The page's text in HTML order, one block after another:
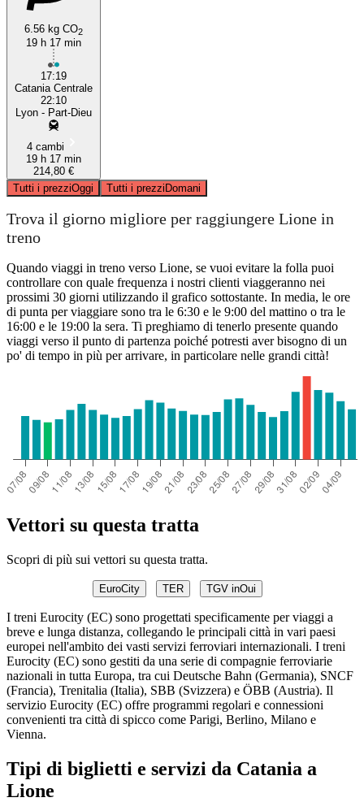
6.56 kg CO2
19 h 17 min
17:19
Catania Centrale
22:10
Lyon - Part-Dieu
4 cambi
19 h 17 min
214,80 €
Tutti i prezziOggi Tutti i prezziDomani
Trova il giorno migliore per raggiungere Lione in
treno
Quando viaggi in treno verso Lione, se vuoi evitare la folla puoi
controllare con quale frequenza i nostri clienti viaggeranno nei
prossimi 30 giorni utilizzando il grafico sottostante. In media, le ore
di punta per viaggiare sono tra le 6:30 e le 9:00 del mattino o tra le
16:00 e le 19:00 la sera. Ti preghiamo di tenerlo presente quando
viaggi verso il punto di partenza poiché potresti aver bisogno di un
po' di tempo in più per arrivare, in particolare nelle grandi città!
Vettori su questa tratta
Scopri di più sui vettori su questa tratta.
EuroCity TER TGV inOui
I treni Eurocity (EC) sono progettati specificamente per viaggi a
breve e lunga distanza, collegando le principali città in vari paesi
europei nell'ambito dei vasti servizi ferroviari internazionali. I treni
Eurocity (EC) sono gestiti da una serie di compagnie ferroviarie
nazionali in tutta Europa, tra cui Deutsche Bahn (Germania), SNCF
(Francia), Trenitalia (Italia), SBB (Svizzera) e ÖBB (Austria). Il
servizio Eurocity (EC) offre programmi regolari e connessioni
convenienti tra città di spicco come Parigi, Berlino, Milano e
Vienna.
Tipi di biglietti e servizi da Catania a
Lione